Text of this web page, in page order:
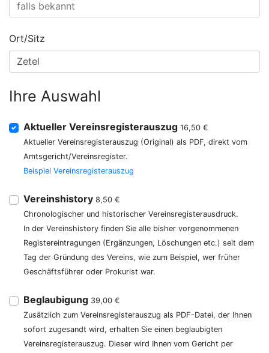
Ort/Sitz
Ihre Auswahl
Aktueller Vereinsregisterauszug 16,50 €
Aktueller Vereinsregisterauszug (Original) als PDF, direkt vom
Amtsgericht/Vereinsregister.
Beispiel Vereinsregisterauszug
Vereinshistory 8,50 €
Chronologischer und historischer Vereinsregisterausdruck.
In der Vereinshistory finden Sie alle bisher vorgenommenen
Registereintragungen (Ergänzungen, Löschungen etc.) seit dem
Tag der Gründung des Vereins, wie zum Beispiel, wer früher
Geschäftsführer oder Prokurist war.
Beglaubigung 39,00 €
Zusätzlich zum Vereinsregisterauszug als PDF-Datei, der Ihnen
sofort zugesandt wird, erhalten Sie einen beglaubigten
Vereinsregisterauszug. Dieser wird Ihnen vom Gericht per